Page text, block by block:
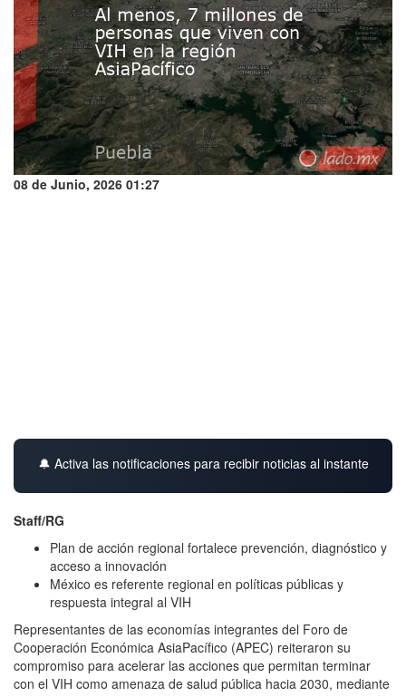
08 de Junio, 2026 01:27
🔔 Activa las notificaciones para recibir noticias al instante
Staff/RG
Plan de acción regional fortalece prevención, diagnóstico y
acceso a innovación
México es referente regional en políticas públicas y
respuesta integral al VIH
Representantes de las economías integrantes del Foro de
Cooperación Económica AsiaPacífico (APEC) reiteraron su
compromiso para acelerar las acciones que permitan terminar
con el VIH como amenaza de salud pública hacia 2030, mediante